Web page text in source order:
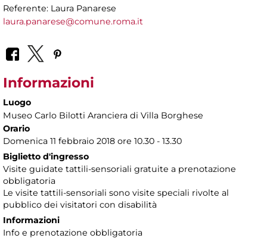
Referente: Laura Panarese
laura.panarese@comune.roma.it
Informazioni
Luogo
Museo Carlo Bilotti Aranciera di Villa Borghese
Orario
Domenica 11 febbraio 2018 ore 10.30 - 13.30
Biglietto d'ingresso
Visite guidate tattili-sensoriali gratuite a prenotazione
obbligatoria
Le visite tattili-sensoriali sono visite speciali rivolte al
pubblico dei visitatori con disabilità
Informazioni
Info e prenotazione obbligatoria